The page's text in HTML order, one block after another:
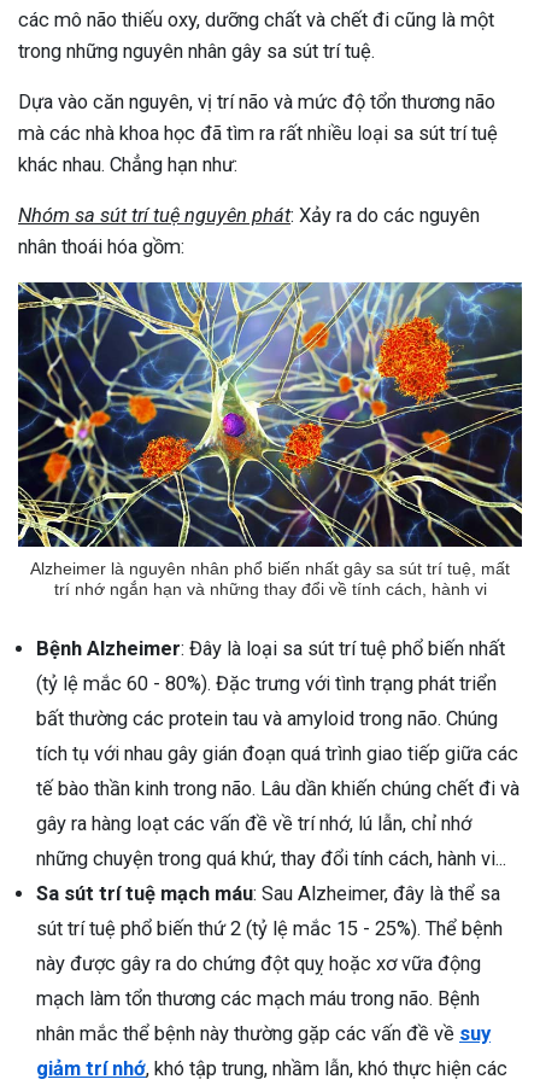
các mô não thiếu oxy, dưỡng chất và chết đi cũng là một
trong những nguyên nhân gây sa sút trí tuệ.
Dựa vào căn nguyên, vị trí não và mức độ tổn thương não
mà các nhà khoa học đã tìm ra rất nhiều loại sa sút trí tuệ
khác nhau. Chẳng hạn như:
Nhóm sa sút trí tuệ nguyên phát: Xảy ra do các nguyên
nhân thoái hóa gồm:
Alzheimer là nguyên nhân phổ biến nhất gây sa sút trí tuệ, mất
trí nhớ ngắn hạn và những thay đổi về tính cách, hành vi
Bệnh Alzheimer: Đây là loại sa sút trí tuệ phổ biến nhất
(tỷ lệ mắc 60 - 80%). Đặc trưng với tình trạng phát triển
bất thường các protein tau và amyloid trong não. Chúng
tích tụ với nhau gây gián đoạn quá trình giao tiếp giữa các
tế bào thần kinh trong não. Lâu dần khiến chúng chết đi và
gây ra hàng loạt các vấn đề về trí nhớ, lú lẫn, chỉ nhớ
những chuyện trong quá khứ, thay đổi tính cách, hành vi...
Sa sút trí tuệ mạch máu: Sau Alzheimer, đây là thể sa
sút trí tuệ phổ biến thứ 2 (tỷ lệ mắc 15 - 25%). Thể bệnh
này được gây ra do chứng đột quỵ hoặc xơ vữa động
mạch làm tổn thương các mạch máu trong não. Bệnh
nhân mắc thể bệnh này thường gặp các vấn đề về suy
giảm trí nhớ, khó tập trung, nhầm lẫn, khó thực hiện các